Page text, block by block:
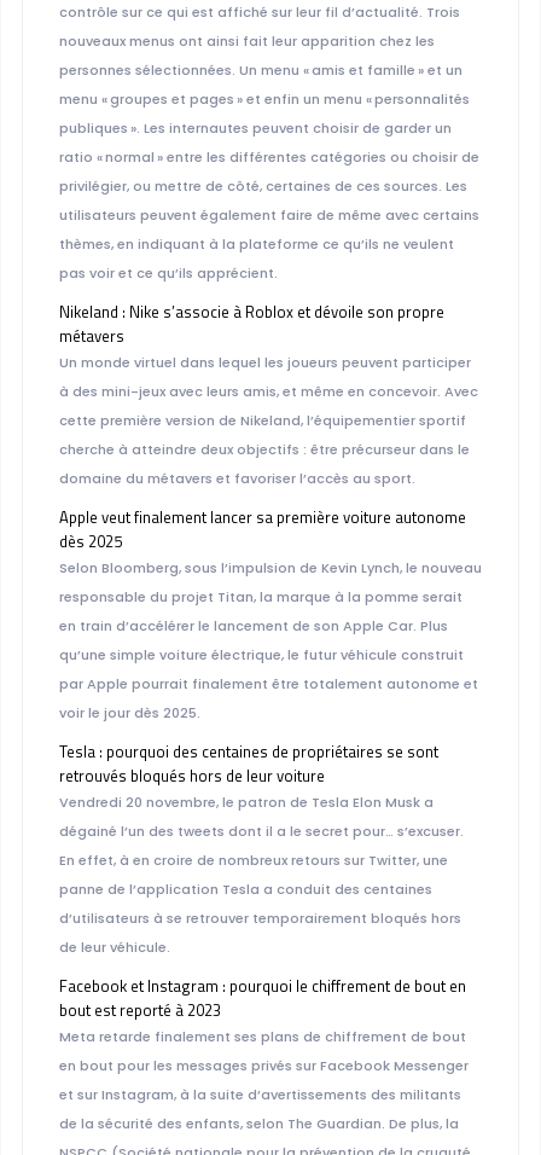
contrôle sur ce qui est affiché sur leur fil d’actualité. Trois
nouveaux menus ont ainsi fait leur apparition chez les
personnes sélectionnées. Un menu « amis et famille » et un
menu « groupes et pages » et enfin un menu « personnalités
publiques ». Les internautes peuvent choisir de garder un
ratio « normal » entre les différentes catégories ou choisir de
privilégier, ou mettre de côté, certaines de ces sources. Les
utilisateurs peuvent également faire de même avec certains
thèmes, en indiquant à la plateforme ce qu’ils ne veulent
pas voir et ce qu’ils apprécient.
Nikeland : Nike s’associe à Roblox et dévoile son propre
métavers
Un monde virtuel dans lequel les joueurs peuvent participer
à des mini-jeux avec leurs amis, et même en concevoir. Avec
cette première version de Nikeland, l’équipementier sportif
cherche à atteindre deux objectifs : être précurseur dans le
domaine du métavers et favoriser l’accès au sport.
Apple veut finalement lancer sa première voiture autonome
dès 2025
Selon Bloomberg, sous l’impulsion de Kevin Lynch, le nouveau
responsable du projet Titan, la marque à la pomme serait
en train d’accélérer le lancement de son Apple Car. Plus
qu’une simple voiture électrique, le futur véhicule construit
par Apple pourrait finalement être totalement autonome et
voir le jour dès 2025.
Tesla : pourquoi des centaines de propriétaires se sont
retrouvés bloqués hors de leur voiture
Vendredi 20 novembre, le patron de Tesla Elon Musk a
dégainé l’un des tweets dont il a le secret pour… s’excuser.
En effet, à en croire de nombreux retours sur Twitter, une
panne de l’application Tesla a conduit des centaines
d’utilisateurs à se retrouver temporairement bloqués hors
de leur véhicule.
Facebook et Instagram : pourquoi le chiffrement de bout en
bout est reporté à 2023
Meta retarde finalement ses plans de chiffrement de bout
en bout pour les messages privés sur Facebook Messenger
et sur Instagram, à la suite d’avertissements des militants
de la sécurité des enfants, selon The Guardian. De plus, la